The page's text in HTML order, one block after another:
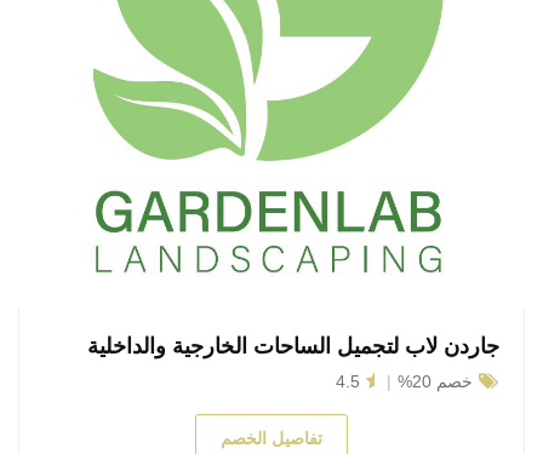
جاردن لاب لتجميل الساحات الخارجية والداخلية
خصم 20% 4.5
تفاصيل الخصم